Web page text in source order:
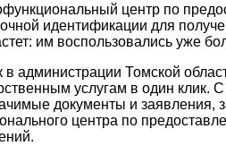
центр по
очной идентификации для
им воспользовались уже
администрации Томской
услугам в один
документы и заявления,
центра по